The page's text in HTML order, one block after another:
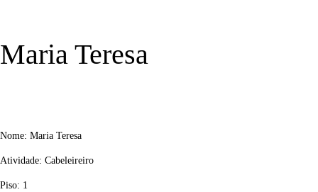
Maria Teresa
Nome: Maria Teresa
Atividade: Cabeleireiro
Piso: 1